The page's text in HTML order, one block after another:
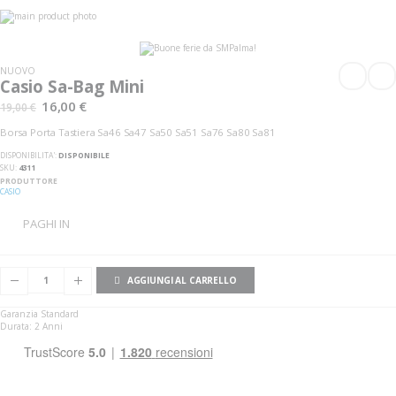
Vai
alla
galleria
di
immagini
galleria
di
immagini
NUOVO
Casio Sa-Bag Mini
19,00 € 16,00 €
Borsa Porta Tastiera Sa46 Sa47 Sa50 Sa51 Sa76 Sa80 Sa81
DISPONIBILITA':DISPONIBILE
SKU 4311
PRODUTTORE
CASIO
PAGHI IN
AGGIUNGI AL CARRELLO
Garanzia Standard
Durata: 2 Anni